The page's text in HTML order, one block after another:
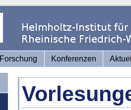
Forschung Konferenzen